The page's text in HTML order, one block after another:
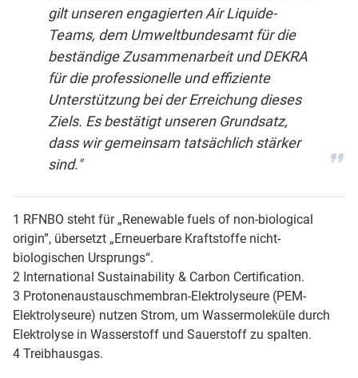
gilt unseren engagierten Air Liquide-
Teams, dem Umweltbundesamt für die
beständige Zusammenarbeit und DEKRA
für die professionelle und effiziente
Unterstützung bei der Erreichung dieses
Ziels. Es bestätigt unseren Grundsatz,
dass wir gemeinsam tatsächlich stärker
sind."
1 RFNBO steht für „Renewable fuels of non-biological
origin”, übersetzt „Erneuerbare Kraftstoffe nicht-
biologischen Ursprungs“.
2 International Sustainability & Carbon Certification.
3 Protonenaustauschmembran-Elektrolyseure (PEM-
Elektrolyseure) nutzen Strom, um Wassermoleküle durch
Elektrolyse in Wasserstoff und Sauerstoff zu spalten.
4 Treibhausgas.